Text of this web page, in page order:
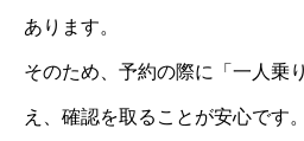
あります。
そのため、予約の際に「一人乗
え、確認を取ることが安心です。